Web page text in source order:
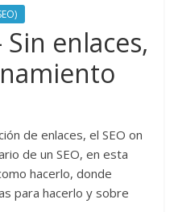
enlaces,
de enlaces, el SEO on
de un SEO, en esta
hacerlo, donde
para hacerlo y sobre